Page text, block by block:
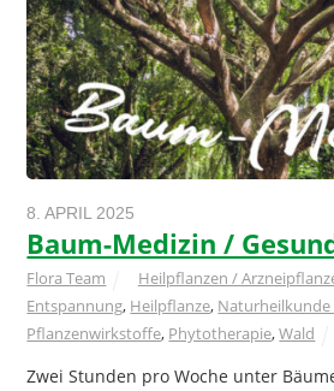
8. APRIL 2025
Baum-Medizin /
Flora Team Heilpflanzen /
Entspannung, Heilpflanze,
Pflanzenwirkstoffe, Phytotherapie,Wald
Zwei Stunden pro Woche unter